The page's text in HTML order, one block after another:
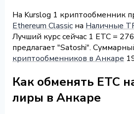
На Kurslog 1 криптообменник
Ethereum Classic на Наличные
Лучший курс сейчас 1 ETC =
предлагает "Satoshi".
криптообменников в Анкаре
Как обменять ETC
лиры в Анкаре